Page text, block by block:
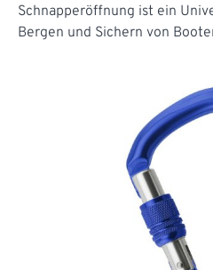
Schnapperöffnung ist ein
Bergen und Sichern von